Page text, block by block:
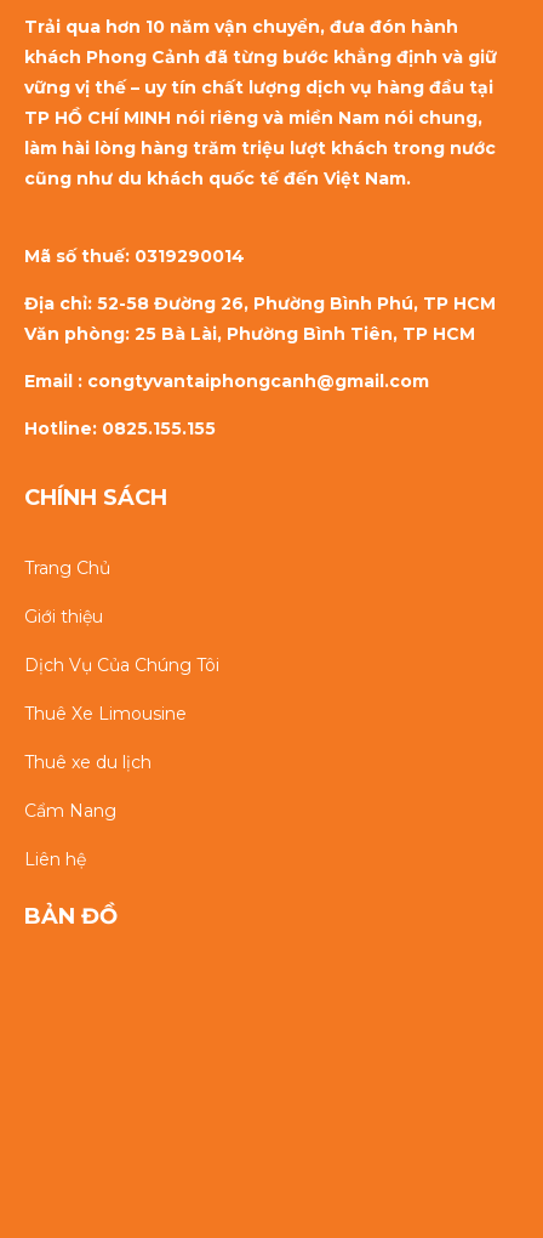
Trải qua hơn 10 năm vận chuyển, đưa đón hành
khách Phong Cảnh đã từng bước khẳng định và giữ
vững vị thế – uy tín chất lượng dịch vụ hàng đầu tại
TP HỒ CHÍ MINH nói riêng và miền Nam nói chung,
làm hài lòng hàng trăm triệu lượt khách trong nước
cũng như du khách quốc tế đến Việt Nam.
Mã số thuế: 0319290014
Địa chỉ: 52-58 Đường 26, Phường Bình Phú, TP HCM
Văn phòng: 25 Bà Lài, Phường Bình Tiên, TP HCM
Email : congtyvantaiphongcanh@gmail.com
Hotline: 0825.155.155
CHÍNH SÁCH
Trang Chủ
Giới thiệu
Dịch Vụ Của Chúng Tôi
Thuê Xe Limousine
Thuê xe du lịch
Cẩm Nang
Liên hệ
BẢN ĐỒ